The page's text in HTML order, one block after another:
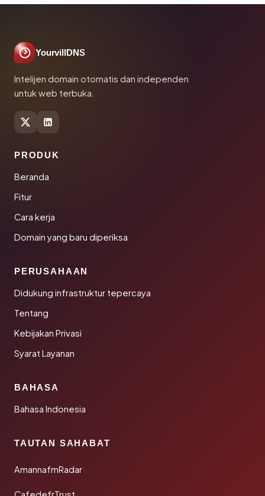
YourvillDNS
Intelijen domain otomatis dan independen
untuk web terbuka.
PRODUK
Beranda
Fitur
Cara kerja
Domain yang baru diperiksa
PERUSAHAAN
Didukung infrastruktur tepercaya
Tentang
Kebijakan Privasi
Syarat Layanan
BAHASA
Bahasa Indonesia
TAUTAN SAHABAT
AmannafmRadar